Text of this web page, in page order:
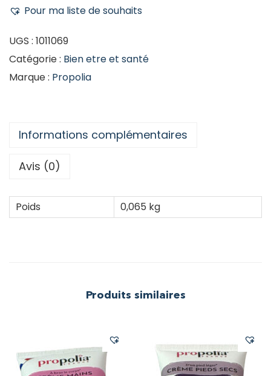
Pour ma liste de souhaits
UGS : 1011069
Catégorie : Bien etre et santé
Marque : Propolia
Informations complémentaires
Avis (0)
Poids 0,065 kg
Produits similaires